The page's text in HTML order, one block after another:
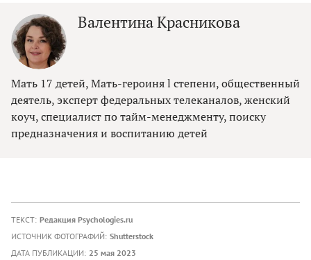
Валентина Красникова
Мать 17 детей, Мать-героиня l степени, общественный
деятель, эксперт федеральных телеканалов, женский
коуч, специалист по тайм-менеджменту, поиску
предназначения и воспитанию детей
ТЕКСТ: Редакция Psychologies.ru
ИСТОЧНИК ФОТОГРАФИЙ: Shutterstock
ДАТА ПУБЛИКАЦИИ: 25 мая 2023